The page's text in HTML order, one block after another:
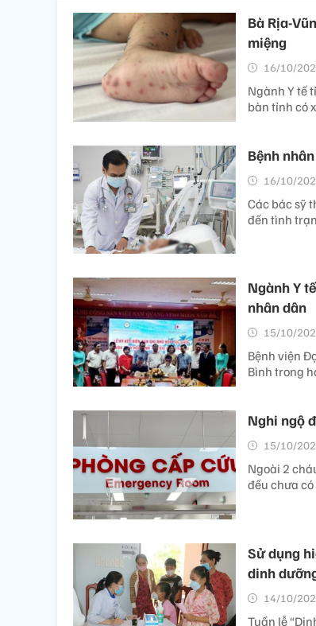
Bà Rịa-
miệng
16/10/
Ngành Y tế
bàn tỉnh có
Bệnh
16/10/
Các bác sỹ
đến tình
Ngành Y
nhân dân
15/10/
Bệnh viện
Bình trong
Nghi ngộ
15/10/
Ngoài 2
đều chưa
Sử dụng
dinh
14/10/
Tuần lễ